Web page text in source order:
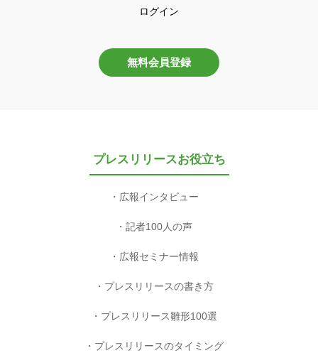
ログイン
無料会員登録
プレスリリースお役立ち
広報インタビュー
記者100人の声
広報セミナー情報
プレスリリースの書き方
プレスリリース雛形100選
プレスリリースのタイミング